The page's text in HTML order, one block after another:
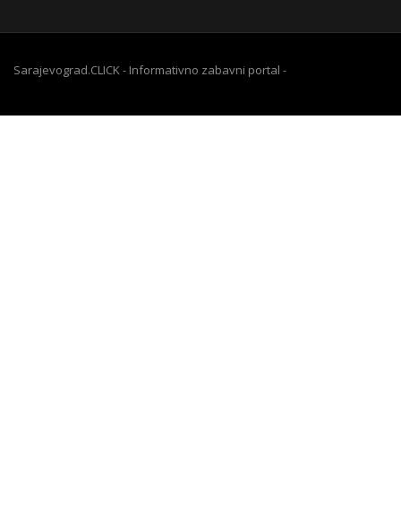
Sarajevograd.CLICK - Informativno zabavni portal -